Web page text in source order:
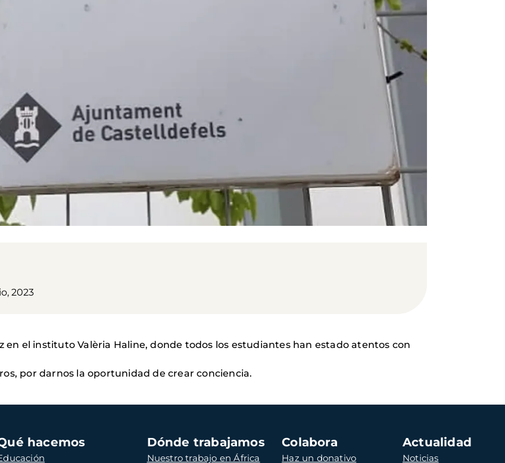
2023
en el instituto Valèria Haline, donde todos los estudiantes han estado atentos con
por darnos la oportunidad de crear conciencia.
hacemos Dónde trabajamos
Nuestro trabajo en África
Colabora
Haz un donativo
Actualidad
Noticias